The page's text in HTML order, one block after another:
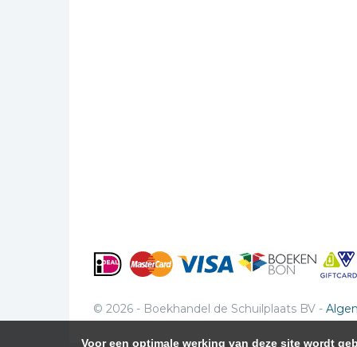
© 2026 - Boekhandel de Schuilplaats BV -
Voor een optimale werking van deze site wordt